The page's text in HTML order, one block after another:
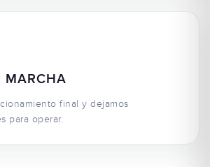
MARCHA
final y dejamos
para operar.